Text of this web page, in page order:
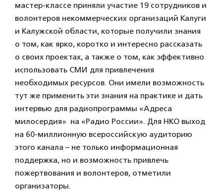
мастер-классе приняли участие 19 сотрудников и
волонтеров некоммерческих организаций Калуги
и Калужской области, которые получили знания
о том, как ярко, коротко и интересно рассказать
о своих проектах, а также о том, как эффективно
использовать СМИ для привлечения
необходимых ресурсов. Они имели возможность
тут же применить эти знания на практике и дать
интервью для радиопрограммы «Адреса
милосердия» на «Радио России». Для НКО выход
на 60-миллионную всероссийскую аудиторию
этого канала – не только информационная
поддержка, но и возможность привлечь
пожертвования и волонтеров, отметили
организаторы.